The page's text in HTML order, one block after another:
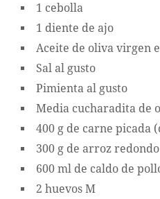
1 cebolla
1 diente de ajo
Aceite de oliva virgen
Sal al gusto
Pimienta al gusto
Media cucharadita de
400 g de carne picada
300 g de arroz redondo
600 ml de caldo de
2 huevos M